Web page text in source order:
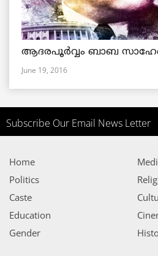
ആദരപൂര്‍വ്വം ബാബ
June 19, 2016
Subscribe Our Email News Letter
Home
Politics
Caste
Education
Gender